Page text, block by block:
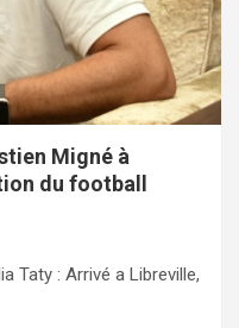
Migné à
du football
Taty : Arrivé a Libreville,